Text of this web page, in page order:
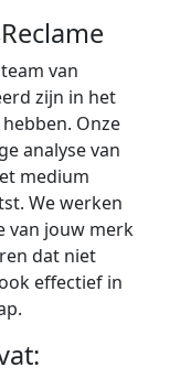
van
zijn in het
Onze
analyse van
medium
We werken
van jouw merk
dat niet
effectief in